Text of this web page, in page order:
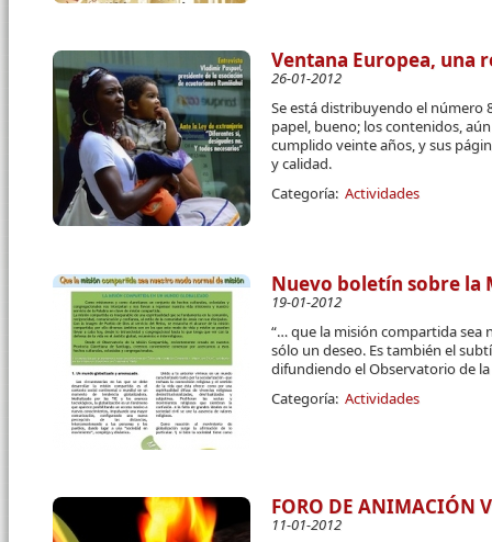
Ventana Europea, una
26-01-2012
Se está distribuyendo el número
papel, bueno; los contenidos,
cumplido veinte años, y sus
y calidad.
Categoría: Actividades
Nuevo boletín sobre la
19-01-2012
“… que la misión compartida sea
sólo un deseo. Es también el
difundiendo el Observatorio de
Categoría: Actividades
FORO DE ANIMACIÓN
11-01-2012